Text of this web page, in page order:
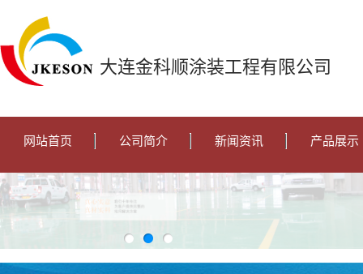
大连金科顺涂装工程有限公司
网站首页 公司简介 新闻资讯 产品展示